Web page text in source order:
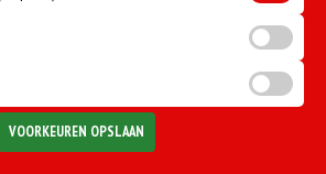
€11.50
kaas
Totaal
€0,00
VOORKEUREN OPSLAAN